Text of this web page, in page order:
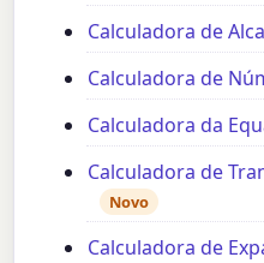
Calculadora de
Calculadora de
Calculadora da
Calculadora de
Novo
Calculadora de